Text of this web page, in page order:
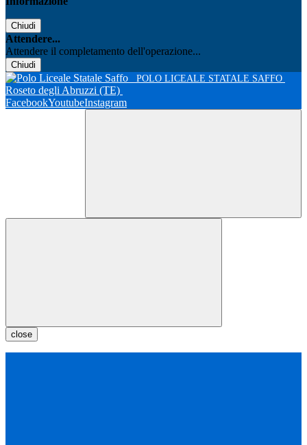
Chiudi
Attendere...
Attendere il completamento dell'operazione...
Chiudi
POLO LICEALE STATALE SAFFO
Roseto degli Abruzzi (TE)
FacebookYoutubeInstagram
close